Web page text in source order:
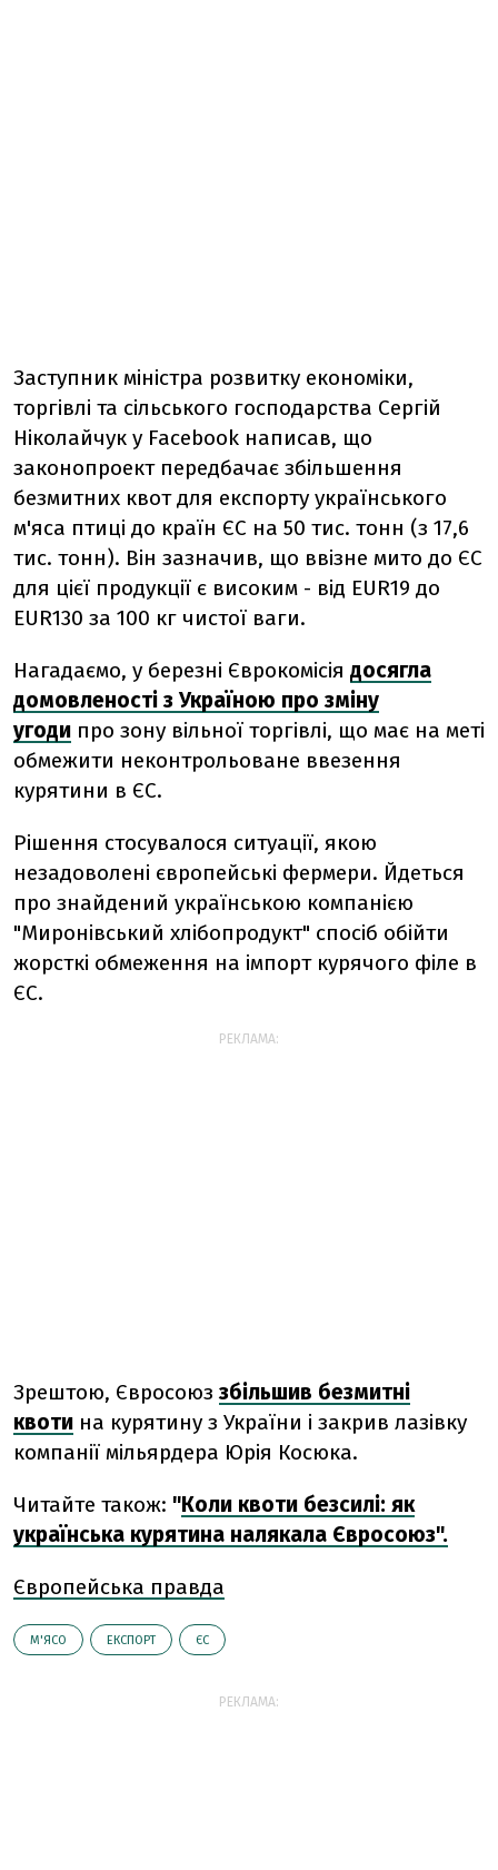
Заступник міністра розвитку економіки,
торгівлі та сільського господарства Сергій
Ніколайчук у Facebook написав, що
законопроект передбачає збільшення
безмитних квот для експорту українського
м'яса птиці до країн ЄС на 50 тис. тонн (з 17,6
тис. тонн). Він зазначив, що ввізне мито до ЄС
для цієї продукції є високим - від EUR19 до
EUR130 за 100 кг чистої ваги.
Нагадаємо, у березні Єврокомісія досягла
домовленості з Україною про зміну
угоди про зону вільної торгівлі, що має на меті
обмежити неконтрольоване ввезення
курятини в ЄС.
Рішення стосувалося ситуації, якою
незадоволені європейські фермери. Йдеться
про знайдений українською компанією
"Миронівський хлібопродукт" спосіб обійти
жорсткі обмеження на імпорт курячого філе в
ЄС.
РЕКЛАМА:
Зрештою, Євросоюз збільшив безмитні
квоти на курятину з України і закрив лазівку
компанії мільярдера Юрія Косюка.
Читайте також: "Коли квоти безсилі: як
українська курятина налякала Євросоюз".
Європейська правда
М'ЯСО ЕКСПОРТ ЄС
РЕКЛАМА: